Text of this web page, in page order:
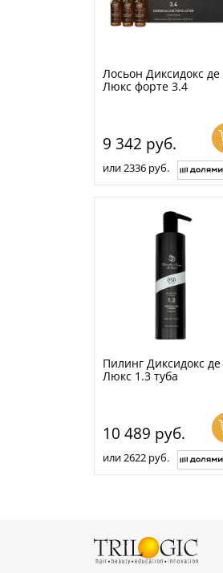
Лосьон Диксидокс де
Люкс форте 3.4
9 342 руб.
или 2336 руб.
Пилинг Диксидокс де
Люкс 1.3 туба
10 489 руб.
или 2622 руб.